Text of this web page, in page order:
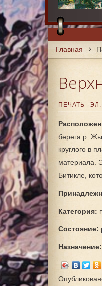
Главная
ПЕЧАТЬ ЭЛ.
берега р.
круглого в
материала.
Битикле,
Категория:
Состояние:
Назначение: